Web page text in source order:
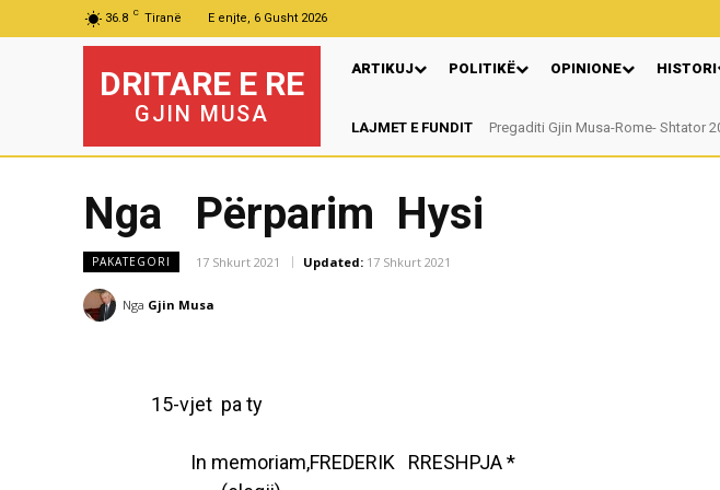
36.8 C Tiranë E enjte, 6 Gusht 2026
DRITARE E RE
GJIN MUSA
ARTIKUJ POLITIKË OPINIONE HISTORI
LAJMET E FUNDITPregaditi Gjin Musa-Rome- Shtator 2025
Nga: Ndue Dedaj
Nga Përparim Hysi
PAKATEGORI 17 Shkurt 2021 Updated: 17 Shkurt 2021
Nga Gjin Musa
15-vjet pa ty
In memoriam,FREDERIK RRESHPJA *